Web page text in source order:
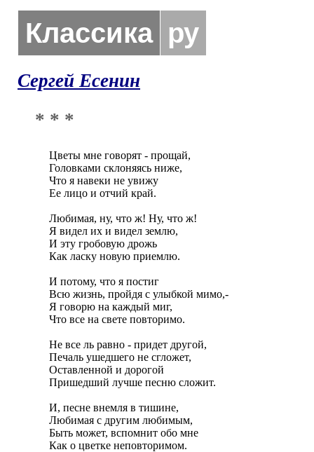
Классика ру
Сергей Есенин
* * *
Цветы мне говорят - прощай,
Головками склоняясь ниже,
Что я навеки не увижу
Ее лицо и отчий край.
Любимая, ну, что ж! Ну, что ж!
Я видел их и видел землю,
И эту гробовую дрожь
Как ласку новую приемлю.
И потому, что я постиг
Всю жизнь, пройдя с улыбкой мимо,-
Я говорю на каждый миг,
Что все на свете повторимо.
Не все ль равно - придет другой,
Печаль ушедшего не сгложет,
Оставленной и дорогой
Пришедший лучше песню сложит.
И, песне внемля в тишине,
Любимая с другим любимым,
Быть может, вспомнит обо мне
Как о цветке неповторимом.